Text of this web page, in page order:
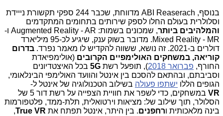
בנוסף, ABI Reaserach מדווחת, שכבר 244 ספקי תקשורת נייידת
וסלולרית בעולם החלו לספק שירותים בתחומים המתקדמים
והמלהיבים ביותר,
שמכונים בשמות: Augmented Reality - AR ו-
Mixed Reality - MR. מדובר בשוק ענק, שיגיע לכ-95 מיליארד
דולרים ב-2021. זה נושא, ששווה להקדיש לו מאמר נפרד.
בדרום
קוריאה, במשחקים האולימפיים הקרובים (אולימפיאדת
החורף, פברואר 2018 ), תופעל רשת 5G בכל האיצטדיונים
וסביבתם, ובהתאם להסכם בין אינטל והוועד האולימפי הבינלאומי,
הגופים הללו ישתפו פעולה בשילוב הטכנולוגיה של אינטל ל-
VR
במשחקים, כדי לשפר את חוויית הצפייה על רשת דור 5 של
הסלולר, תוך שילוב של: מציאות וירטואלית, תלת-ממד, פלטפורמות
בינה מלאכותית ורחפנים. בין היתר, אינטל תפתח את True VR
,